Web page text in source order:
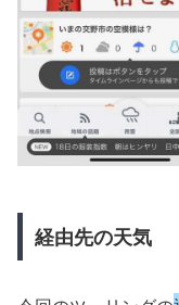
経由先の天気